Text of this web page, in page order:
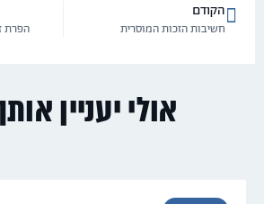
הקודם
חשיבות הזכות המוסרית הפרת
אולי יעניין